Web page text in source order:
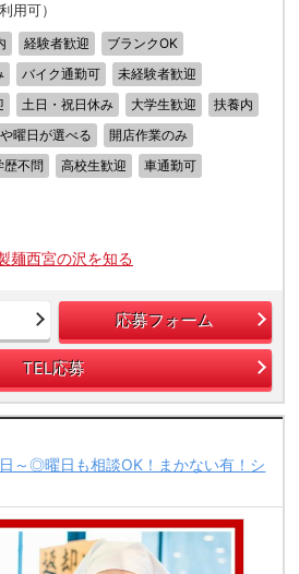
用可）
経験者歓迎
ブランクOK
バイク通勤可
未経験者歓迎
土日・祝日休み 大学生歓迎
扶養内
曜日が選べる
開店作業のみ
歴不問 高校生歓迎
車通勤可
麺西宮の沢を知る
応募フォーム
TEL応募
日～◎曜日も相談OK！まかない有！シ